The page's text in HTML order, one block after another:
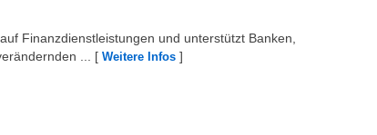
Finanzdienstleistungen und unterstützt Banken,
... [ Weitere Infos ]